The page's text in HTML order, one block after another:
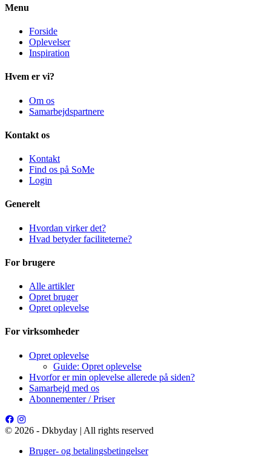
Menu
Forside
Oplevelser
Inspiration
Hvem er vi?
Om os
Samarbejdspartnere
Kontakt os
Kontakt
Find os på SoMe
Login
Generelt
Hvordan virker det?
Hvad betyder faciliteterne?
For brugere
Alle artikler
Opret bruger
Opret oplevelse
For virksomheder
Opret oplevelse
Guide: Opret oplevelse
Hvorfor er min oplevelse allerede på siden?
Samarbejd med os
Abonnementer / Priser
© 2026 - Dkbyday | All rights reserved
Bruger- og betalingsbetingelser